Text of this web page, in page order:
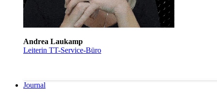
Andrea Laukamp
Leiterin TT-Service-Büro
Journal